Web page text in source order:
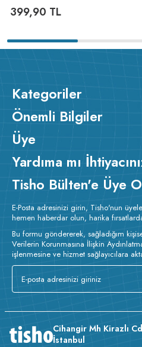
v233.24
399,90 TL
Kategoriler
Önemli Bilgiler
Üye
Yardıma mı
Tisho Bülten'e Üye
E-Posta adresinizi girin, Tisho'nun
hemen haberdar olun, harika
Bu formu göndererek, sağladığım
Verilerin Korunmasına İlişkin
işlenmesine ve hizmet sağlayıcılara
Cihangir Mh Kirazlı
İstanbul